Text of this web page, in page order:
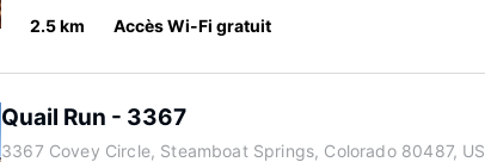
2.5 km Accès Wi-Fi gratuit
Quail Run - 3367
3367 Covey Circle, Steamboat Springs, Colorado 80487, US